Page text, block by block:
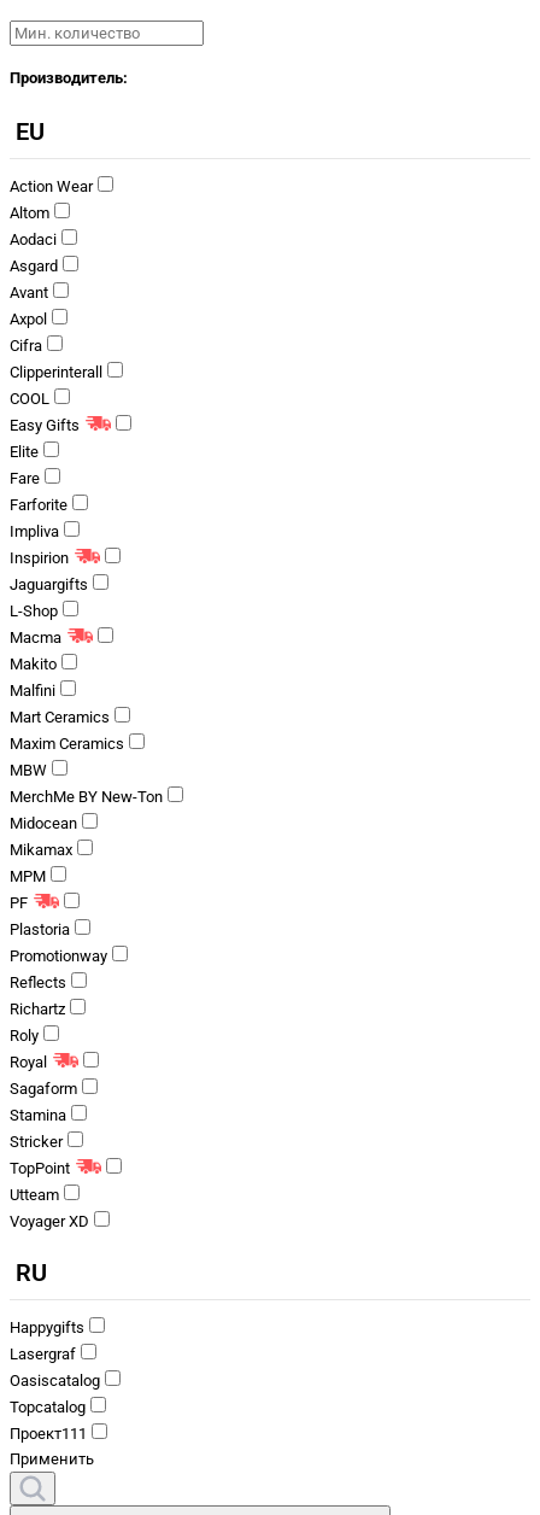
Производитель:
EU
Action Wear
Altom
Aodaci
Asgard
Avant
Axpol
Cifra
Clipperinterall
COOL
Easy Gifts
Elite
Fare
Farforite
Impliva
Inspirion
Jaguargifts
L-Shop
Macma
Makito
Malfini
Mart Ceramics
Maxim Ceramics
MBW
MerchMe BY New-Ton
Midocean
Mikamax
MPM
PF
Plastoria
Promotionway
Reflects
Richartz
Roly
Royal
Sagaform
Stamina
Stricker
TopPoint
Utteam
Voyager XD
RU
Happygifts
Lasergraf
Oasiscatalog
Topcatalog
Проект111
Применить